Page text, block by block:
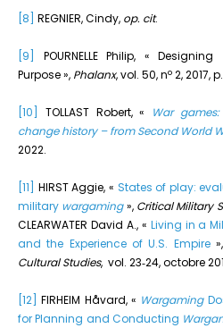
[8] REGNIER, Cindy, op. cit.
[9] POURNELLE Philip, « Designing
Purpose », Phalanx, vol. 50, no 2, 2017,
[10] TOLLAST Robert, «
War
change history – from Second World
2022.
[11] HIRST Aggie, « States of play:
military wargaming», Critical Military
CLEARWATER David A., « Living in a
and the Experience of U.S. Empire»,
Cultural Studies, vol. 23‑24, octobre
[12] FIRHEIM Håvard, « Wargaming
for Planning and Conducting